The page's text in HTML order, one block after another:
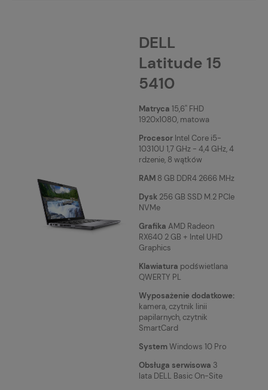
DELL
Latitude 15
5410
Matryca 15,6'' FHD
1920x1080, matowa
Procesor Intel Core i5-
10310U 1,7 GHz - 4,4 GHz, 4
rdzenie, 8 wątków
RAM 8 GB DDR4 2666 MHz
Dysk 256 GB SSD M.2 PCIe
NVMe
Grafika AMD Radeon
RX640 2 GB + Intel UHD
Graphics
Klawiatura podświetlana
QWERTY PL
Wyposażenie dodatkowe:
kamera, czytnik linii
papilarnych, czytnik
SmartCard
SystemWindows 10 Pro
Obsługa serwisowa 3
lata DELL Basic On-Site